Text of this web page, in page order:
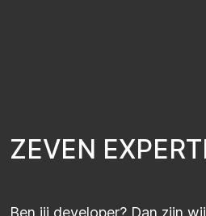
ZEVEN EXPERT
Ben jij developer? Dan zijn